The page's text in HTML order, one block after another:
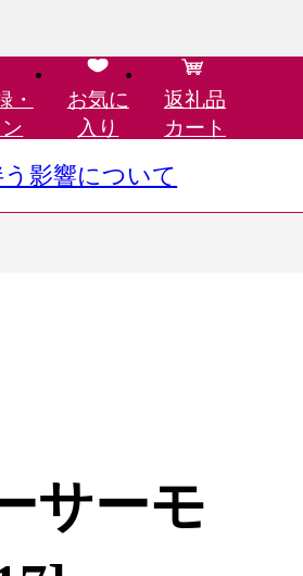
・
お気に
入り
返礼品
カート
う影響について
サーモ